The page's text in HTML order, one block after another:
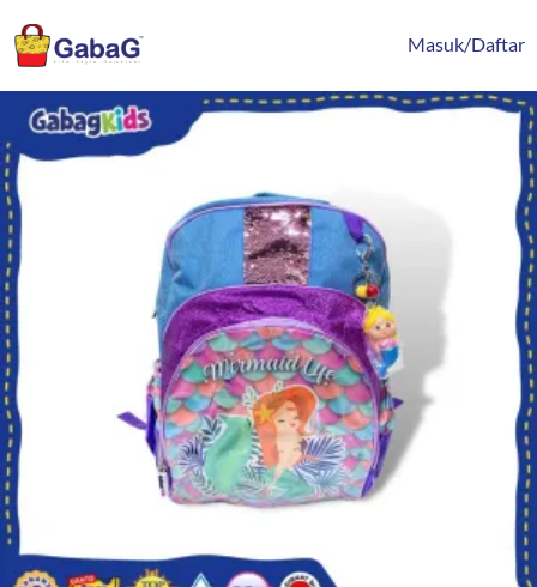
ke
konten
Masuk/Daftar